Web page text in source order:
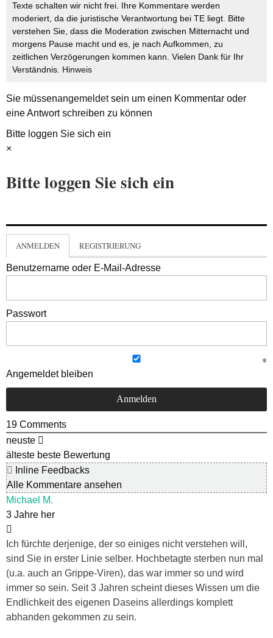
Texte schalten wir nicht frei. Ihre Kommentare werden
moderiert, da die juristische Verantwortung bei TE liegt. Bitte
verstehen Sie, dass die Moderation zwischen Mitternacht und
morgens Pause macht und es, je nach Aufkommen, zu
zeitlichen Verzögerungen kommen kann. Vielen Dank für Ihr
Verständnis. Hinweis
Sie müssenangemeldetsein um einen Kommentar oder
eine Antwort schreiben zu können
Bitte loggen Sie sich ein
×
Bitte loggen Sie sich ein
ANMELDEN REGISTRIERUNG
Benutzername oder E-Mail-Adresse
Passwort
Angemeldet bleiben
19 Comments
neuste
älteste beste Bewertung
Inline Feedbacks
Alle Kommentare ansehen
Michael M.
3 Jahre her
Ich fürchte derjenige, der so einiges nicht verstehen will,
sind Sie in erster Linie selber. Hochbetagte sterben nun mal
(u.a. auch an Grippe-Viren), das war immer so und wird
immer so sein. Seit 3 Jahren scheint dieses Wissen um die
Endlichkeit des eigenen Daseins allerdings komplett
abhanden gekommen zu sein.